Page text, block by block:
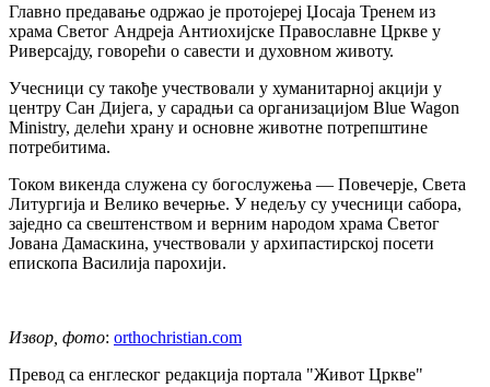
Главно предавање одржао је протојереј Џосаја Тренем из
храма Светог Андреја Антиохијске Православне Цркве у
Риверсајду, говорећи о савести и духовном животу.
Учесници су такође учествовали у хуманитарној акцији у
центру Сан Дијега, у сарадњи са организацијом Blue Wagon
Ministry, делећи храну и основне животне потрепштине
потребитима.
Током викенда служена су богослужења — Повечерје, Света
Литургија и Велико вечерње. У недељу су учесници сабора,
заједно са свештенством и верним народом храма Светог
Јована Дамаскина, учествовали у архипастирској посети
епископа Василија парохији.
Извор, фото: orthochristian.com
Превод са енглеског редакција портала "Живот Цркве"